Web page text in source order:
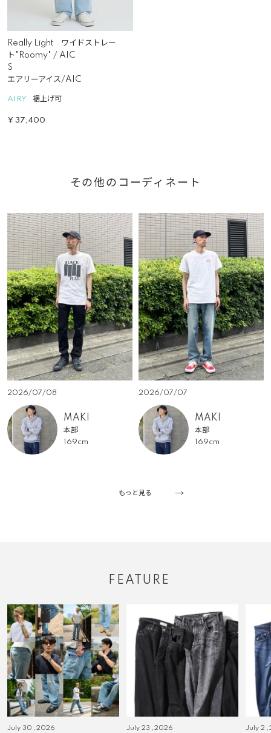
Really Light ワイドストレー
ト"Roomy" / AIC
S
エアリーアイス/AIC
AIRY 裾上げ可
¥ 37,400
その他のコーディネート
2026/07/08
MAKI
本部
169cm
2026/07/07
MAKI
本部
169cm
もっと見る
FEATURE
July 30 ,2026 July 23 ,2026 July 2